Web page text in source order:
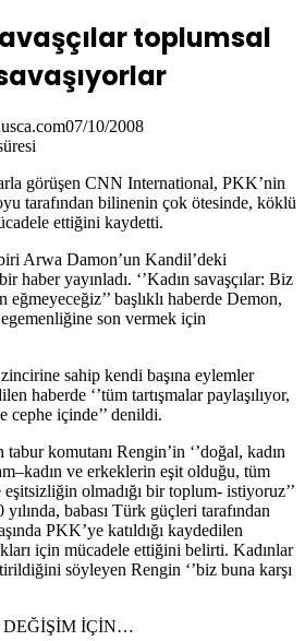
toplumsal
07/10/2008
görüşen CNN International, PKK’nin
tarafından bilinenin çok ötesinde, köklü
ettiğini kaydetti.
Arwa Damon’un Kandil’deki
haber yayınladı. ‘’Kadın savaşçılar: Biz
başlıklı haberde Demon,
son vermek için
sahip kendi başına eylemler
haberde ‘’tüm tartışmalar paylaşılıyor,
cephe içinde’’ denildi.
komutanı Rengin’in ‘’doğal, kadın
ve erkeklerin eşit olduğu, tüm
eşitsizliğin olmadığı bir toplum- istiyoruz’’
babası Türk güçleri tarafından
PKK’ye katıldığı kaydedilen
için mücadele ettiğini belirti. Kadınlar
söyleyen Rengin ‘’biz buna karşı
DEĞİŞİM İÇİN…